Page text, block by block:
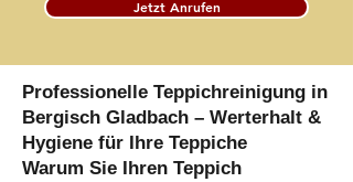
Jetzt Anrufen
Professionelle Teppichreinigung in
Bergisch Gladbach – Werterhalt &
Hygiene für Ihre Teppiche
Warum Sie Ihren Teppich